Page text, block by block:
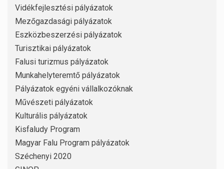
Vidékfejlesztési pályázatok
Mezőgazdasági pályázatok
Eszközbeszerzési pályázatok
Turisztikai pályázatok
Falusi turizmus pályázatok
Munkahelyteremtő pályázatok
Pályázatok egyéni vállalkozóknak
Művészeti pályázatok
Kulturális pályázatok
Kisfaludy Program
Magyar Falu Program pályázatok
Széchenyi 2020